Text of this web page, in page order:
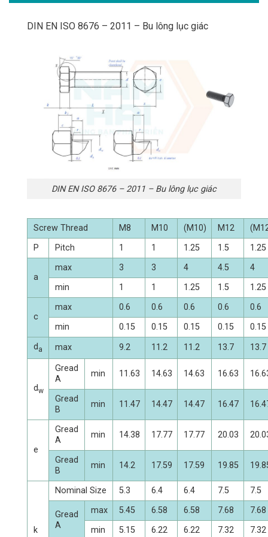
DIN EN ISO 8676 – 2011 – Bu lông lục giác
DIN EN ISO 8676 – 2011 – Bu lông lục giác
Screw Thread M8 M10 (M10) M12
P
Pitch 1 1 1.25 1.5 1.25
a
max 3 3 4 4.5
4
min
1 1 1.25 1.5 1.25
c
max 0.6 0.6 0.6 0.6
0.6
min
0.15 0.15 0.15 0.15
0.15
da max 9.2 11.2 11.2 13.7 13.7
dw
Gread
A
min 11.63 14.63 14.63 16.63
Gread
B
min 11.47 14.47 14.47 16.47
e
Gread
A
min 14.38 17.77 17.77 20.03
Gread
B
min 14.2 17.59 17.59 19.85
k
Nominal Size 5.3 6.4 6.4 7.5 7.5
Gread
A
max 5.45 6.58 6.58 7.68
7.68
min
5.15 6.22 6.22 7.32 7.32